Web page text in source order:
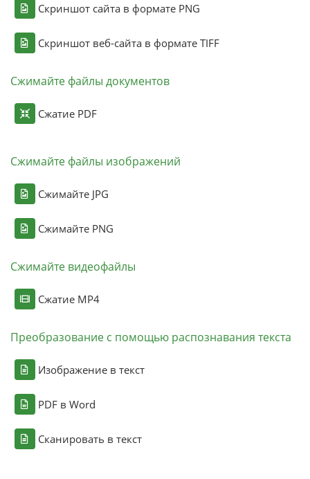
Скриншот сайта в формате PNG
Скриншот веб-сайта в формате TIFF
Сжимайте файлы документов
Сжатие PDF
Сжимайте файлы изображений
Сжимайте JPG
Сжимайте PNG
Сжимайте видеофайлы
Сжатие MP4
Преобразование с помощью распознавания текста
Изображение в текст
PDF в Word
Сканировать в текст